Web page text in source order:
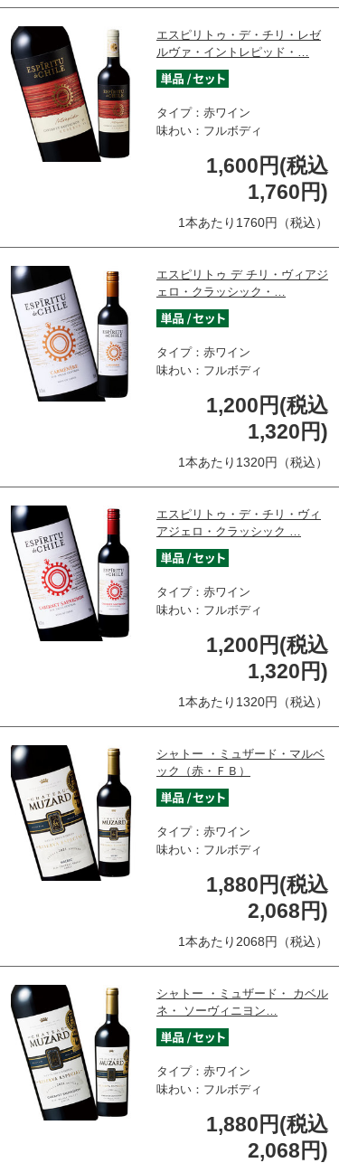
エスピリトゥ・デ・チリ・レゼ
ルヴァ・イントレピッド・…
タイプ：赤ワイン
味わい：フルボディ
1,600円(税込
1,760円)
1本あたり1760円（税込）
エスピリトゥ デ チリ・ヴィアジ
ェロ・クラッシック・…
タイプ：赤ワイン
味わい：フルボディ
1,200円(税込
1,320円)
1本あたり1320円（税込）
エスピリトゥ・デ・チリ・ヴィ
アジェロ・クラッシック …
タイプ：赤ワイン
味わい：フルボディ
1,200円(税込
1,320円)
1本あたり1320円（税込）
シャトー ・ミュザード・マルベ
ック（赤・ＦＢ）
タイプ：赤ワイン
味わい：フルボディ
1,880円(税込
2,068円)
1本あたり2068円（税込）
シャトー ・ミュザード・ カベル
ネ・ ソーヴィニヨン…
タイプ：赤ワイン
味わい：フルボディ
1,880円(税込
2,068円)